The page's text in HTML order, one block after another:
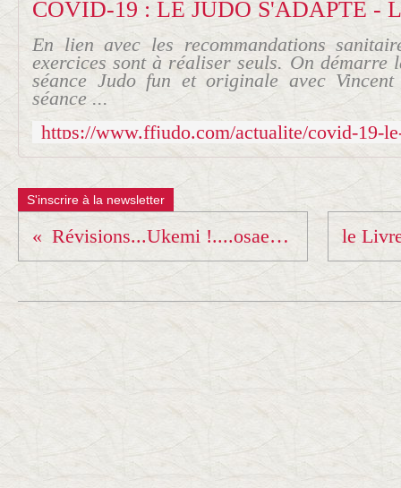
En lien avec les recommandations
exercices sont à réaliser seuls. On démarre
séance Judo fun et originale avec
séance ...
S'inscrire à la newsletter
Révisions...Ukemi !....osae komi !